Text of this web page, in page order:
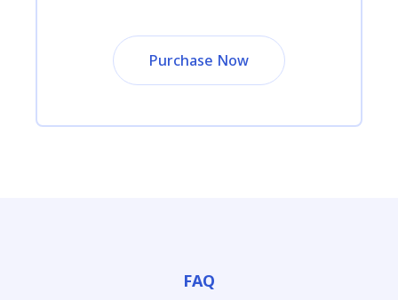
Purchase Now
FAQ